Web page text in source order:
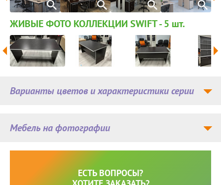
ЖИВЫЕ ФОТО КОЛЛЕКЦИИ SWIFT - 5 шт.
Мебель на фотографии
Варианты цветов и характеристики серии
ЕСТЬ ВОПРОСЫ?